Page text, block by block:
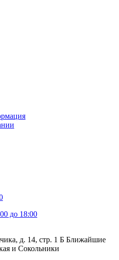
до 18:00
д. 14, стр. 1 Б Ближайшие
и Сокольники